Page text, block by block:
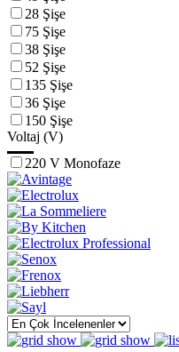
28 Şişe
75 Şişe
38 Şişe
52 Şişe
135 Şişe
36 Şişe
150 Şişe
Voltaj (V)
220 V Monofaze